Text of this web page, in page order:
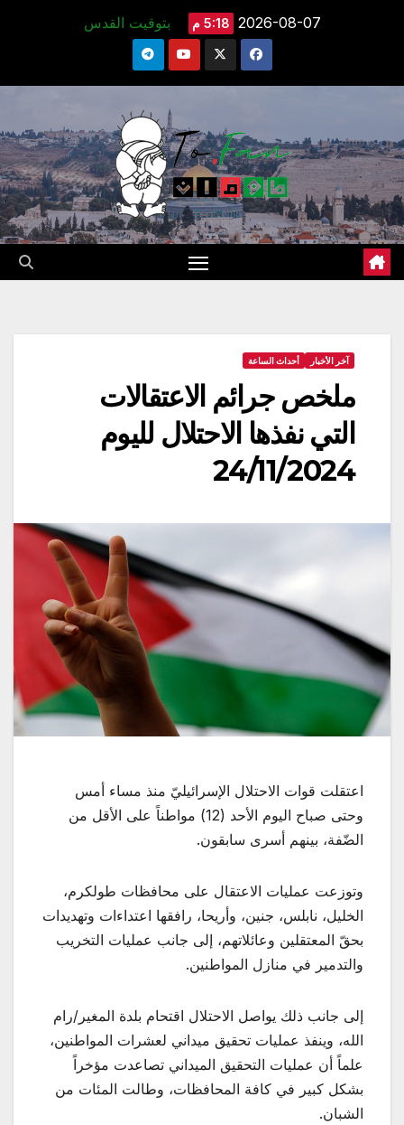
2026-08-07 5:18 م بتوقيت القدس
آخر الأخبار أحداث الساعة
ملخص جرائم الاعتقالات
التي نفذها الاحتلال لليوم
24/11/2024
اعتقلت قوات الاحتلال الإسرائيليّ منذ مساء أمس
وحتى صباح اليوم الأحد (12) مواطناً على الأقل من
الضّفة، بينهم أسرى سابقون.
وتوزعت عمليات الاعتقال على محافظات طولكرم،
الخليل، نابلس، جنين، وأريحا، رافقها اعتداءات وتهديدات
بحقّ المعتقلين وعائلاتهم، إلى جانب عمليات التخريب
والتدمير في منازل المواطنين.
إلى جانب ذلك يواصل الاحتلال اقتحام بلدة المغير/رام
الله، وينفذ عمليات تحقيق ميداني لعشرات المواطنين،
علماً أن عمليات التحقيق الميداني تصاعدت مؤخراً
بشكل كبير في كافة المحافظات، وطالت المئات من
الشبان.